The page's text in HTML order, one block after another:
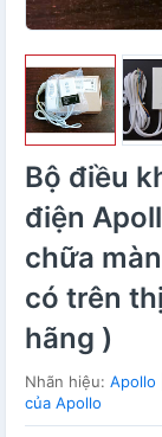
Bộ điều
điện
chữa
có trên
hãng )
Nhãn hiệu: Apollo
của Apollo